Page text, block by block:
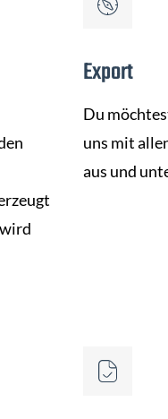
Export
Du
uns mit
aus und